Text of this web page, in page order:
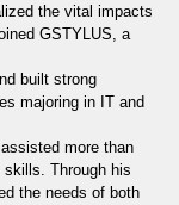
the vital impacts
GSTYLUS, a
built strong
majoring in IT and
more than
skills. Through his
the needs of both